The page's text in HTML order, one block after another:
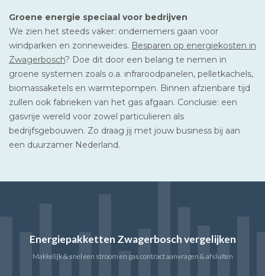
Groene energie speciaal voor bedrijven
We zien het steeds vaker: ondernemers gaan voor
windparken en zonneweides. Besparen op energiekosten in
Zwagerbosch? Doe dit door een belang te nemen in
groene systemen zoals o.a. infraroodpanelen, pelletkachels,
biomassaketels en warmtepompen. Binnen afzienbare tijd
zullen ook fabrieken van het gas afgaan. Conclusie: een
gasvrije wereld voor zowel particulieren als
bedrijfsgebouwen. Zo draag jij met jouw business bij aan
een duurzamer Nederland.
Energiepakketten Zwagerbosch vergelijken
Makkelijk & snel een stroom en gas contract aanvragen & afsluiten